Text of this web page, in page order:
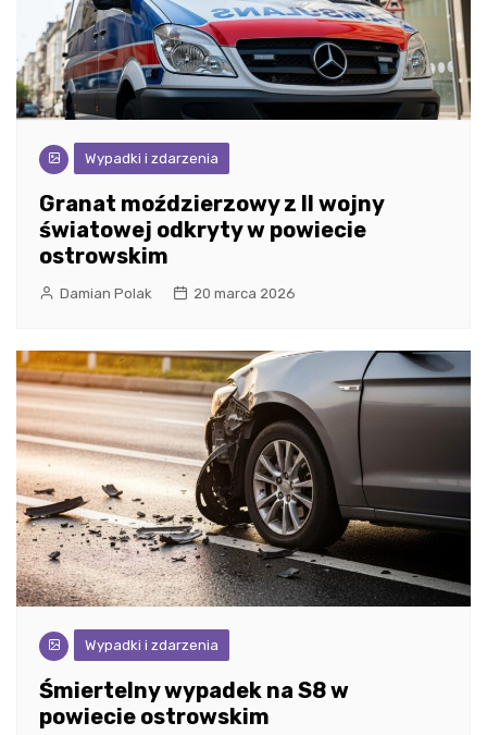
Wypadki i zdarzenia
Granat moździerzowy z II wojny
światowej odkryty w powiecie
ostrowskim
Damian Polak 20 marca 2026
Wypadki i zdarzenia
Śmiertelny wypadek na S8 w
powiecie ostrowskim